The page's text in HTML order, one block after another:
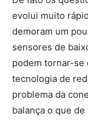
evolui muito
demoram um
sensores de
podem tornar-se
tecnologia de
problema da
balança o que